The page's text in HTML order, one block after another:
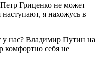
Петр Гриценко не может
я нахожусь в
у нас? Владимир Путин на
комфортно себя не